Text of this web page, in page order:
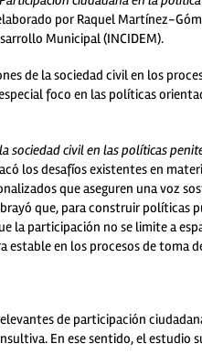
por Raquel Martínez-
Municipal (INCIDEM).
de la sociedad civil en los
foco en las políticas
sociedad civil en las políticas
los desafíos existentes en
que aseguren una voz
que, para construir políticas
la participación no se limite a
en los procesos de toma
de participación
En ese sentido, el estudio